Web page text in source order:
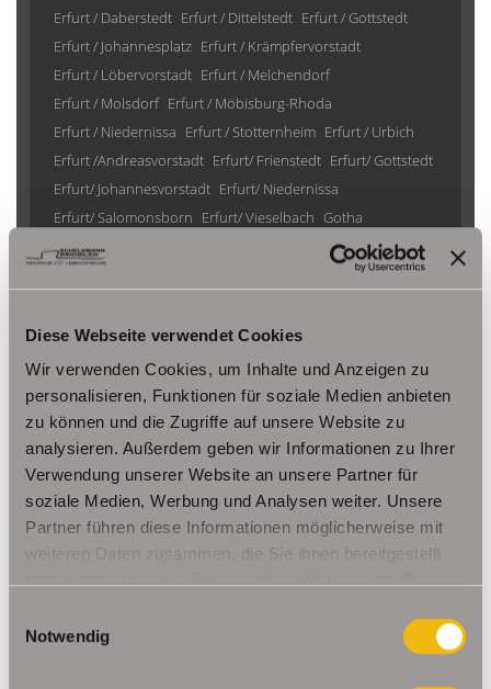
Diese Webseite verwendet Cookies
Wir verwenden Cookies, um Inhalte und Anzeigen zu
personalisieren, Funktionen für soziale Medien anbieten
zu können und die Zugriffe auf unsere Website zu
analysieren. Außerdem geben wir Informationen zu Ihrer
Verwendung unserer Website an unsere Partner für
soziale Medien, Werbung und Analysen weiter. Unsere
Partner führen diese Informationen möglicherweise mit
weiteren Daten zusammen, die Sie ihnen bereitgestellt
Notwendig
Erfurt / Daberstedt Erfurt / Dittelstedt Erfurt / Gottstedt
Erfurt / Johannesplatz Erfurt / Krämpfervorstadt
Erfurt / Löbervorstadt Erfurt / Melchendorf
Erfurt / Molsdorf Erfurt / Möbisburg-Rhoda
Erfurt / Niedernissa Erfurt / Stotternheim Erfurt / Urbich
Erfurt /Andreasvorstadt Erfurt/ Frienstedt Erfurt/ Gottstedt
Erfurt/ Johannesvorstadt Erfurt/ Niedernissa
Erfurt/ Salomonsborn Erfurt/ Vieselbach Gotha
Grammetal
Gräfenhain/ Ohrdruf Haina
Nesse- Apfelstädt / Kornhochheim Nohra
Riethnordhausen
Ruhla
Saalfeld/Saale / Remschütz Steinbach-Hallenberg/ Viernau
Tonna / Gräfentonna Udestedt
Unstrut- Hainich /Großengottern Weimar / Legefeld
Immo Am Ettersberg Haus Am Ettersberg Häuser Am Ettersberg
kaufen Am Ettersberg
Immobilie Am Ettersberg
Immobilien Am
Ettersberg Einfamilienhaus Am Ettersberg Einfamilienhäuser Am